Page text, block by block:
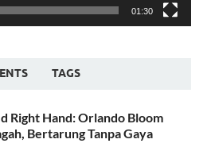
01:30
TAGS
Right Hand: Orlando Bloom
Bertarung Tanpa Gaya